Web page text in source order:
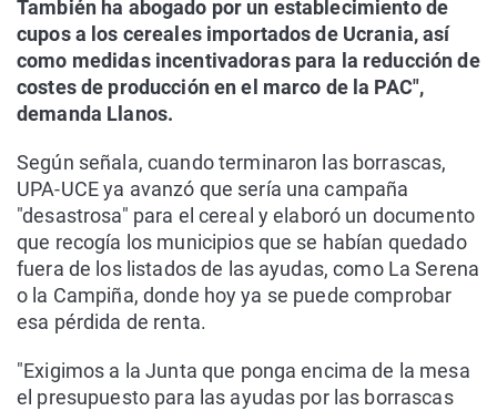
También ha abogado por un establecimiento de
cupos a los cereales importados de Ucrania, así
como medidas incentivadoras para la reducción de
costes de producción en el marco de la PAC",
demanda Llanos.
Según señala, cuando terminaron las borrascas,
UPA-UCE ya avanzó que sería una campaña
"desastrosa" para el cereal y elaboró un documento
que recogía los municipios que se habían quedado
fuera de los listados de las ayudas, como La Serena
o la Campiña, donde hoy ya se puede comprobar
esa pérdida de renta.
"Exigimos a la Junta que ponga encima de la mesa
el presupuesto para las ayudas por las borrascas